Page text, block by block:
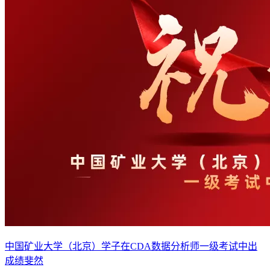
中国矿业大学（北京）学子在CDA数据分析师一级考试中出
成绩斐然